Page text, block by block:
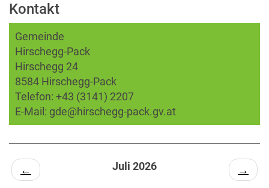
Kontakt
Gemeinde
Hirschegg-Pack
Hirschegg 24
8584 Hirschegg-Pack
Telefon: +43 (3141) 2207
E-Mail: gde@hirschegg-pack.gv.at
← Juli 2026 →